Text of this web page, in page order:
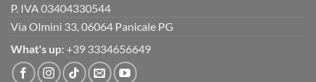
P. IVA 03404330544
Via Olmini 33, 06064 Panicale PG
What's up: +39 3334656649